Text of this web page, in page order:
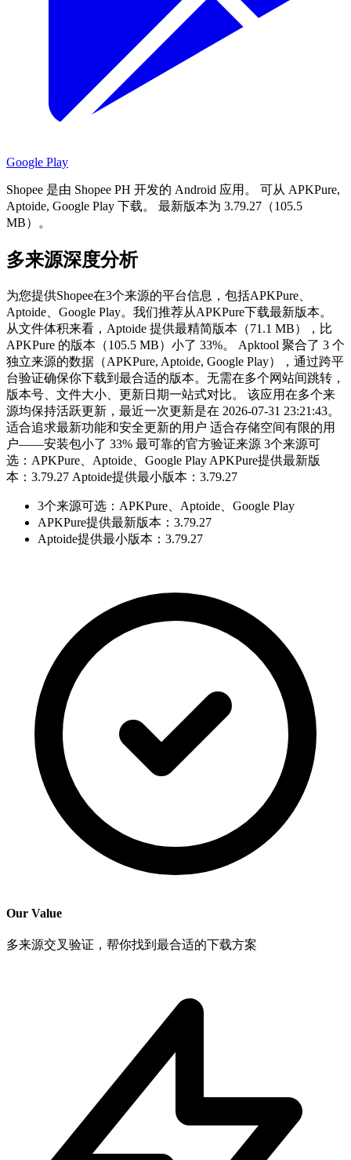
Google Play
Shopee 是由 Shopee PH 开发的 Android 应用。
可从 APKPure,
Aptoide, Google Play 下载。
最新版本为 3.79.27（105.5
MB）。
多来源深度分析
为您提供Shopee在3个来源的平台信息，包括APKPure、
Aptoide、Google Play。我们推荐从APKPure下载最新版本。
从文件体积来看，Aptoide 提供最精简版本（71.1 MB），比
APKPure 的版本（105.5 MB）小了 33%。 Apktool 聚合了 3 个
独立来源的数据（APKPure, Aptoide, Google Play），通过跨平
台验证确保你下载到最合适的版本。无需在多个网站间跳转，
版本号、文件大小、更新日期一站式对比。 该应用在多个来
源均保持活跃更新，最近一次更新是在 2026-07-31 23:21:43。
适合追求最新功能和安全更新的用户 适合存储空间有限的用
户——安装包小了 33% 最可靠的官方验证来源 3个来源可
选：APKPure、Aptoide、Google Play APKPure提供最新版
本：3.79.27 Aptoide提供最小版本：3.79.27
3个来源可选：APKPure、Aptoide、Google Play
APKPure提供最新版本：3.79.27
Aptoide提供最小版本：3.79.27
Our Value
多来源交叉验证，帮你找到最合适的下载方案